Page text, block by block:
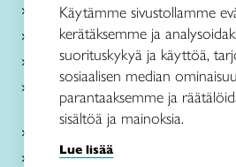
Käsityöohjeet
Me olemme Taito
Paikallinen toiminta
Verkkokaupat
Kirjaudu Arviin
Kirjaudu Taitocampukseen
Käytämme sivustollamme
kerätäksemme ja
suorituskykyä ja käyttöä,
sosiaalisen median
parantaaksemme ja
sisältöä ja mainoksia.
Lue lisää